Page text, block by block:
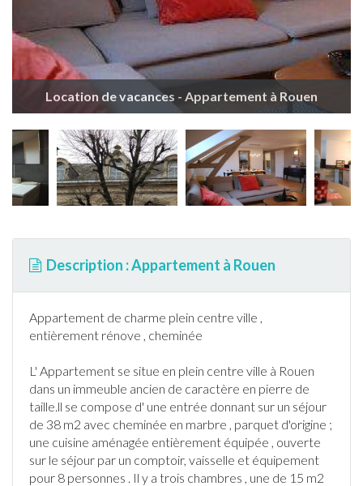
Location de vacances - Appartement à Rouen
Description : Appartement à Rouen
Appartement de charme plein centre ville ,
entièrement rénove , cheminée
L' Appartement se situe en plein centre ville à Rouen
dans un immeuble ancien de caractère en pierre de
taille.ll se compose d' une entrée donnant sur un séjour
de 38 m2 avec cheminée en marbre , parquet d'origine ;
une cuisine aménagée entièrement équipée , ouverte
sur le séjour par un comptoir, vaisselle et équipement
pour 8 personnes . Il y a trois chambres , une de 15 m2